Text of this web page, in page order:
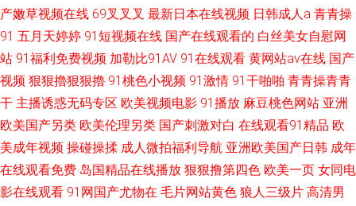
产嫩草视频在线 69叉叉叉 最新日本在线视频 日韩成人a 青青操
91 五月天婷婷 91短视频在线 国产在线观看的 白丝美女自慰网
站 91福利免费视频 加勒比91AV 91在线观看 黄网站av在线 国产
视频 狠狠擼狠狠擼 91桃色小视频 91激情 91干啪啪 青青操青青
干 主播诱惑无码专区 欧美视频电影 91播放 麻豆桃色网站 亚洲
欧美国产另类 欧美伦理另类 国产刺激对白 在线观看91精品 欧
美成年视频 操碰操揉 成人微拍福利导航 亚洲欧美国产日韩 成年
在线观看免费 岛国精品在线播放 狠狠撸第四色 欧美一页 女同电
影在线观看 91网国产尤物在 毛片网站黄色 狼人三级片 高清男